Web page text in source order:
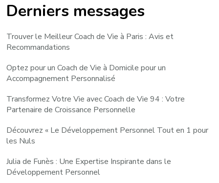
Derniers messages
Trouver le Meilleur Coach de Vie à Paris : Avis et
Recommandations
Optez pour un Coach de Vie à Domicile pour un
Accompagnement Personnalisé
Transformez Votre Vie avec Coach de Vie 94 : Votre
Partenaire de Croissance Personnelle
Découvrez « Le Développement Personnel Tout en 1 pour
les Nuls
Julia de Funès : Une Expertise Inspirante dans le
Développement Personnel